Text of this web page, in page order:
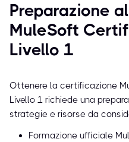
Preparazione
MuleSoft
Livello 1
Ottenere la certificazione
Livello 1 richiede una
strategie e risorse da
Formazione ufficiale